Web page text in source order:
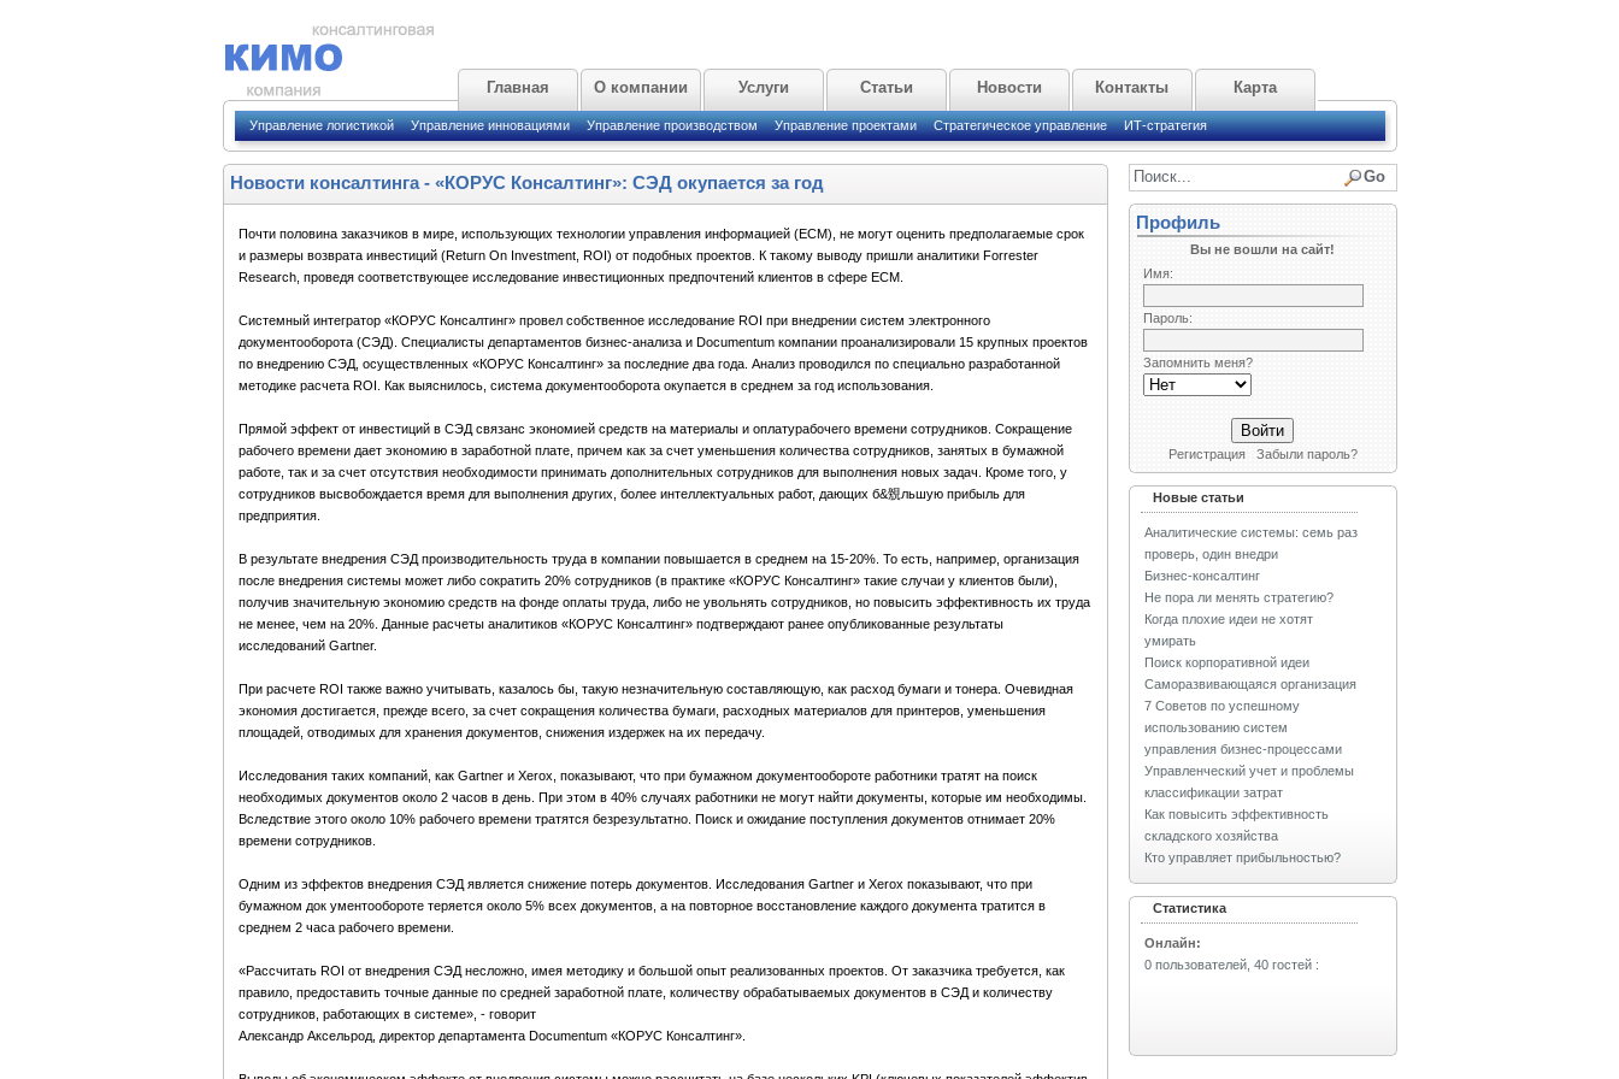
Главная О компании Услуги Статьи Новости Контакты Карта
Управление логистикой Управление инновациями Управление производством Управление проектами Стратегическое управление ИТ-стратегия
Новости консалтинга- «КОРУС Консалтинг»: СЭД окупается за год
Почти половина заказчиков в мире, использующих технологии управления информацией (ECM), не могут оценить предполагаемые срок
и размеры возврата инвестиций (Return On Investment, ROI) от подобных проектов. К такому выводу пришли аналитики Forrester
Research, проведя соответствующее исследование инвестиционных предпочтений клиентов в сфере ECM.
Системный интегратор «КОРУС Консалтинг» провел собственное исследование ROI при внедрении систем электронного
документооборота (СЭД). Специалисты департаментов бизнес-анализа и Documentum компании проанализировали 15 крупных проектов
по внедрению СЭД, осуществленных «КОРУС Консалтинг» за последние два года. Анализ проводился по специально разработанной
методике расчета ROI. Как выяснилось, система документооборота окупается в среднем за год использования.
Прямой эффект от инвестиций в СЭД связанс экономией средств на материалы и оплатурабочего времени сотрудников. Сокращение
рабочего времени дает экономию в заработной плате, причем как за счет уменьшения количества сотрудников, занятых в бумажной
работе, так и за счет отсутствия необходимости принимать дополнительных сотрудников для выполнения новых задач. Кроме того, у
сотрудников высвобождается время для выполнения других, более интеллектуальных работ, дающих б&覫льшую прибыль для
предприятия.
В результате внедрения СЭД производительность труда в компании повышается в среднем на 15-20%. То есть, например, организация
после внедрения системы может либо сократить 20% сотрудников (в практике «КОРУС Консалтинг» такие случаи у клиентов были),
получив значительную экономию средств на фонде оплаты труда, либо не увольнять сотрудников, но повысить эффективность их труда
не менее, чем на 20%. Данные расчеты аналитиков «КОРУС Консалтинг» подтверждают ранее опубликованные результаты
исследований Gartner.
При расчете ROI также важно учитывать, казалось бы, такую незначительную составляющую, как расход бумаги и тонера. Очевидная
экономия достигается, прежде всего, за счет сокращения количества бумаги, расходных материалов для принтеров, уменьшения
площадей, отводимых для хранения документов, снижения издержек на их передачу.
Исследования таких компаний, как Gartner и Xerox, показывают, что при бумажном документообороте работники тратят на поиск
необходимых документов около 2 часов в день. При этом в 40% случаях работники не могут найти документы, которые им необходимы.
Вследствие этого около 10% рабочего времени тратятся безрезультатно. Поиск и ожидание поступления документов отнимает 20%
времени сотрудников.
Одним из эффектов внедрения СЭД является снижение потерь документов. Исследования Gartner и Xerox показывают, что при
бумажном док ументообороте теряется около 5% всех документов, а на повторное восстановление каждого документа тратится в
среднем 2 часа рабочего времени.
«Рассчитать ROI от внедрения СЭД несложно, имея методику и большой опыт реализованных проектов. От заказчика требуется, как
правило, предоставить точные данные по средней заработной плате, количеству обрабатываемых документов в СЭД и количеству
сотрудников, работающих в системе», - говорит
Александр Аксельрод, директор департамента Documentum «КОРУС Консалтинг».
Профиль
Вы не вошли на сайт!
Имя:
Пароль:
Запомнить меня?
Регистрация Забыли пароль?
Новые статьи
Аналитические системы: семь раз
проверь, один внедри
Бизнес-консалтинг
Не пора ли менять стратегию?
Когда плохие идеи не хотят
умирать
Поиск корпоративной идеи
Саморазвивающаяся организация
7 Советов по успешному
использованию систем
управления бизнес-процессами
Управленческий учет и проблемы
классификации затрат
Как повысить эффективность
складского хозяйства
Кто управляет прибыльностью?
Статистика
Онлайн:
0 пользователей, 40 гостей: